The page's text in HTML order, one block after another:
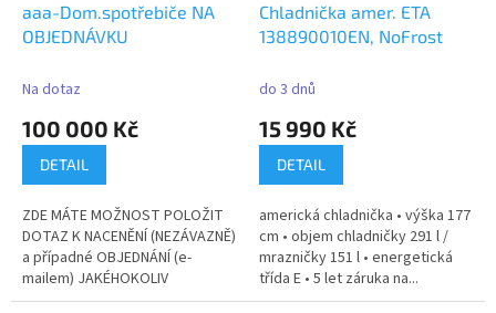
aaa-Dom.spotřebiče NA
OBJEDNÁVKU
Na dotaz
100 000 Kč
DETAIL
ZDE MÁTE MOŽNOST POLOŽIT
DOTAZ K NACENĚNÍ (NEZÁVAZNĚ)
a případné OBJEDNÁNÍ (e-
mailem) JAKÉHOKOLIV
DOM.SPOTŘEBIČE,(DLE...
Chladnička amer. ETA
138890010EN, NoFrost
do 3 dnů
15 990 Kč
DETAIL
americká chladnička • výška 177
cm • objem chladničky 291 l /
mrazničky 151 l • energetická
třída E • 5 let záruka na...